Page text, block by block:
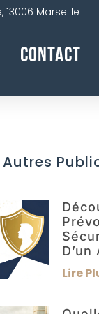
13006 Marseille
Contact
Autres
Lire